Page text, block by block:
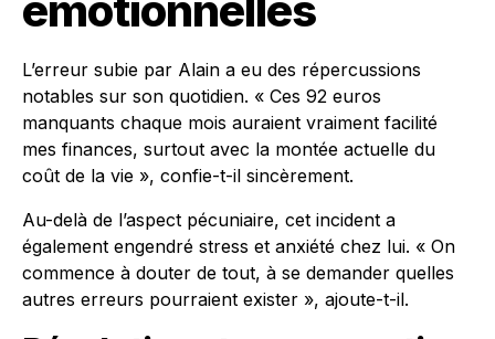
L’erreur subie par Alain a eu des répercussions
notables sur son quotidien. « Ces 92 euros
manquants chaque mois auraient vraiment facilité
mes finances, surtout avec la montée actuelle du
coût de la vie », confie-t-il sincèrement.
Au-delà de l’aspect pécuniaire, cet incident a
également engendré stress et anxiété chez lui. « On
commence à douter de tout, à se demander quelles
autres erreurs pourraient exister », ajoute-t-il.